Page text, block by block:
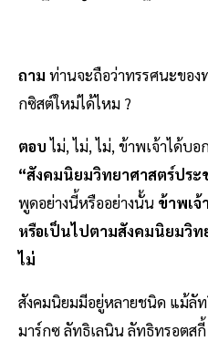
ถาม ท่านจะถือว่าทรรศนะของ
กซิสต์ใหม่ได้ไหม ?
ตอบไม่, ไม่, ไม่, ข้าพเจ้าได้บ
“สังคมนิยมวิทยาศาสตร์ประ
พูดอย่างนี้หรืออย่างนั้น ข้าพเจ้
หรือเป็นไปตามสังคมนิยมวิท
ไม่
สังคมนิยมมีอยู่หลายชนิด แม้ลั
มาร์กซ ลัทธิเลนิน ลัทธิทรอตส